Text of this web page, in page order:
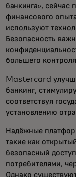
банкинга», сейчас
финансового
используют
Безопасность
большего
Mastercard
банкинг,
соответствуя
установлению
Надёжные
такие как
безопасный
потребителями,
Однако